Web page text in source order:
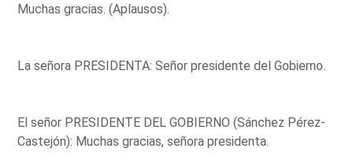
Muchas gracias. (Aplausos).
La señora PRESIDENTA: Señor presidente del Gobierno.
El señor PRESIDENTE DEL GOBIERNO (Sánchez Pérez-
Castejón): Muchas gracias, señora presidenta.